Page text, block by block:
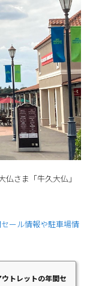
さま「牛久大仏」
ール情報や駐車場情
ウトレットの年間セ